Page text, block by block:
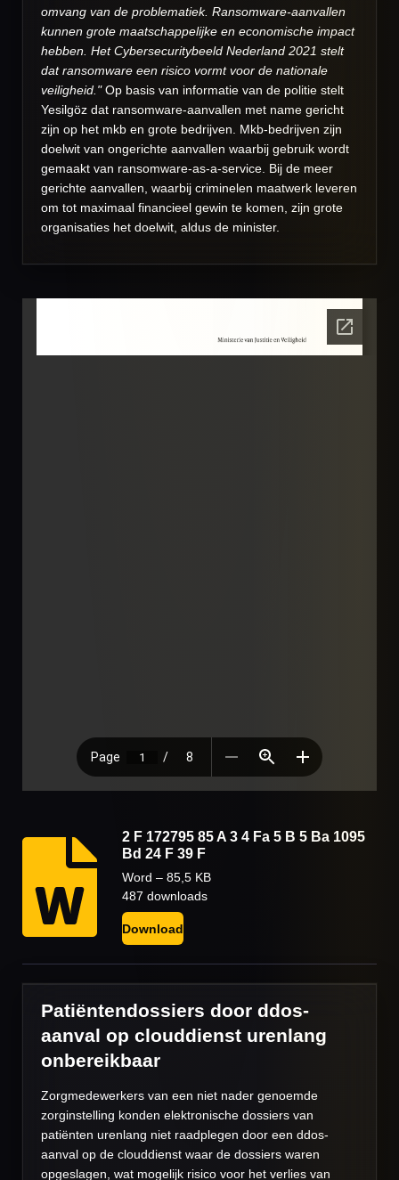
omvang van de problematiek. Ransomware-aanvallen
kunnen grote maatschappelijke en economische impact
hebben. Het Cybersecuritybeeld Nederland 2021 stelt
dat ransomware een risico vormt voor de nationale
veiligheid."Op basis van informatie van de politie stelt
Yesilgöz dat ransomware-aanvallen met name gericht
zijn op het mkb en grote bedrijven. Mkb-bedrijven zijn
doelwit van ongerichte aanvallen waarbij gebruik wordt
gemaakt van ransomware-as-a-service. Bij de meer
gerichte aanvallen, waarbij criminelen maatwerk leveren
om tot maximaal financieel gewin te komen, zijn grote
organisaties het doelwit, aldus de minister.
2 F 172795 85 A 3 4 Fa 5 B 5 Ba 1095
Bd 24 F 39 F
Word – 85,5 KB
487 downloads
Download
Patiëntendossiers door ddos-
aanval op clouddienst urenlang
onbereikbaar
Zorgmedewerkers van een niet nader genoemde
zorginstelling konden elektronische dossiers van
patiënten urenlang niet raadplegen door een ddos-
aanval op de clouddienst waar de dossiers waren
opgeslagen, wat mogelijk risico voor het verlies van